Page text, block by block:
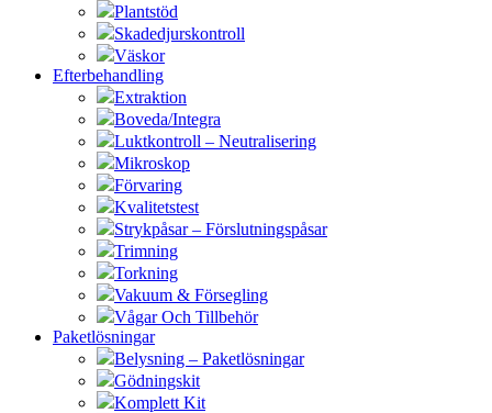
Plantstöd
Skadedjurskontroll
Väskor
Efterbehandling
Extraktion
Boveda/Integra
Luktkontroll – Neutralisering
Mikroskop
Förvaring
Kvalitetstest
Strykpåsar – Förslutningspåsar
Trimning
Torkning
Vakuum & Försegling
Vågar Och Tillbehör
Paketlösningar
Belysning – Paketlösningar
Gödningskit
Komplett Kit